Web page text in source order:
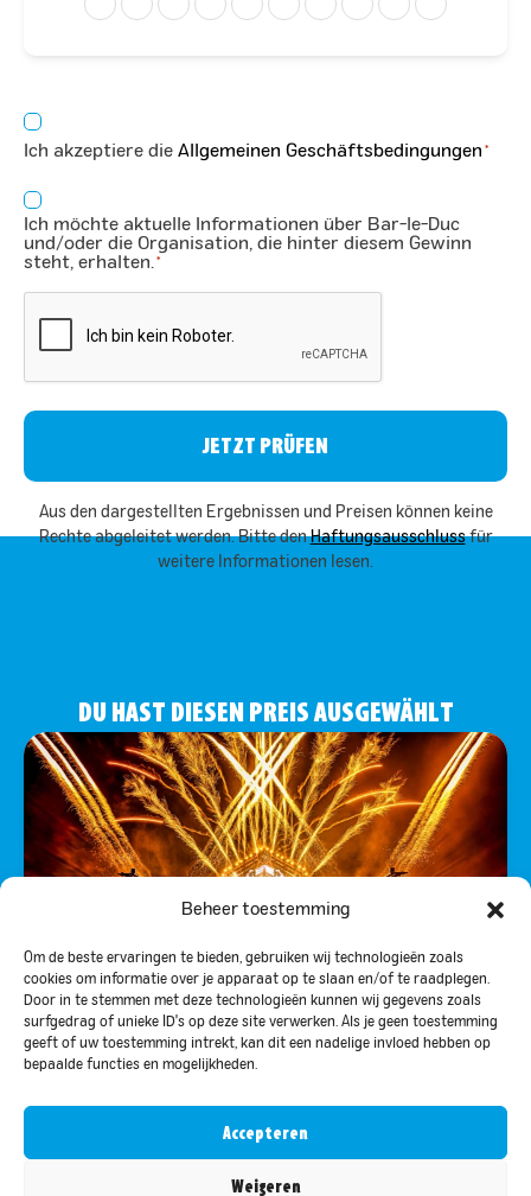
Beheer toestemming
Om de beste ervaringen te bieden, gebruiken wij technologieën zoals
cookies om informatie over je apparaat op te slaan en/of te raadplegen.
Door in te stemmen met deze technologieën kunnen wij gegevens zoals
surfgedrag of unieke ID's op deze site verwerken. Als je geen toestemming
geeft of uw toestemming intrekt, kan dit een nadelige invloed hebben op
bepaalde functies en mogelijkheden.
Accepteren
Weigeren
DU HAST DIESEN PREIS AUSGEWÄHLT
(FÜR 2 PERSONEN)
Zustimmung
*
Ich akzeptiere die Allgemeinen Geschäftsbedingungen *
Zustimmung
*
Ich möchte aktuelle Informationen über Bar-le-Duc
und/oder die Organisation, die hinter diesem Gewinn
steht, erhalten.*
CAPTCHA
Aus den dargestellten Ergebnissen und Preisen können keine
Rechte abgeleitet werden. Bitte denHaftungsausschluss für
weitere Informationen lesen.